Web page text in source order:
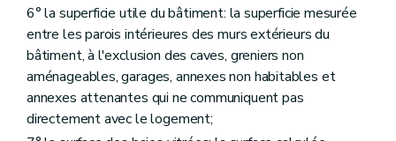
6° la superficie utile du bâtiment: la superficie mesurée
entre les parois intérieures des murs extérieurs du
bâtiment, à l'exclusion des caves, greniers non
aménageables, garages, annexes non habitables et
annexes attenantes qui ne communiquent pas
directement avec le logement;